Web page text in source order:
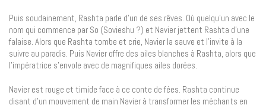
Puis soudainement, Rashta parle d’un de ses rêves. Où quelqu’un avec le
nom qui commence par So (Sovieshu ?) et Navier jettent Rashta d’une
falaise. Alors que Rashta tombe et crie, Navier la sauve et l’invite à la
suivre au paradis. Puis Navier offre des ailes blanches à Rashta, alors que
l’impératrice s’envole avec de magnifiques ailes dorées.
Navier est rouge et timide face à ce conte de fées. Rashta continue
disant d’un mouvement de main Navier à transformer les méchants en